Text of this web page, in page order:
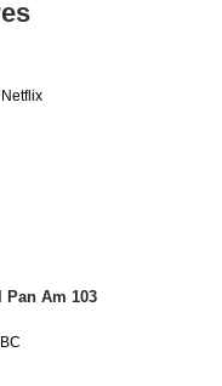
Pan Am 103